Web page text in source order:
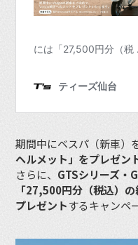
期間中にベスパ（新車）
ヘルメット」をプレゼン
さらに、 GTSシリーズ・
「27,500円分（税込）
プレゼントするキャンペ